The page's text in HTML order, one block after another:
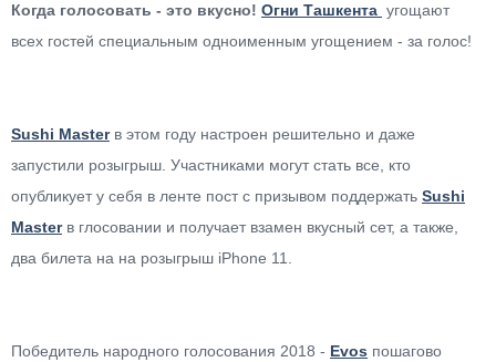
Когда голосовать - это вкусно! Огни Ташкента угощают
всех гостей специальным одноименным угощением - за голос!
Sushi Master в этом году настроен решительно и даже
запустили розыгрыш. Участниками могут стать все, кто
опубликует у себя в ленте пост с призывом поддержать Sushi
Masterв глосовании и получает взамен вкусный сет, а также,
два билета на на розыгрыш iPhone 11.
Победитель народного голосования 2018 - Evos пошагово